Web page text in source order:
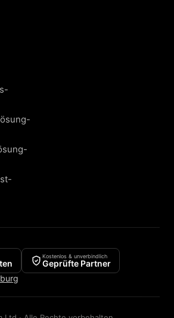
Kostenlos & unverbindlich
Geprüfte Partner